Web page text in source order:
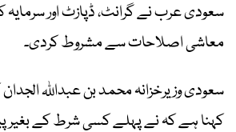
سعودی عرب نے گرانٹ، ڈپازٹ اور
معاشی اصلاحات سے مشروط کردی۔
سعودی وزیرخزانہ محمد بن عبداللہ
کہنا ہے کہ نے پہلے کسی شرط کے بغیر